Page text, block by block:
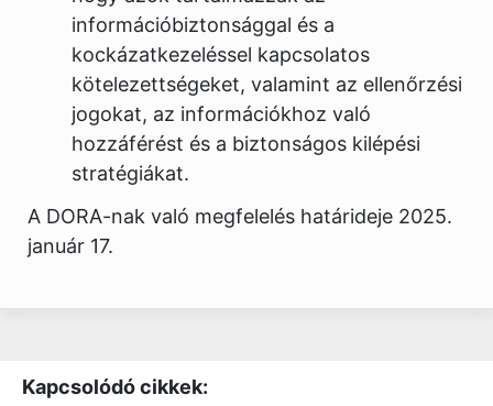
információbiztonsággal és a
kockázatkezeléssel kapcsolatos
kötelezettségeket, valamint az ellenőrzési
jogokat, az információkhoz való
hozzáférést és a biztonságos kilépési
stratégiákat.
A DORA-nak való megfelelés határideje 2025.
január 17.
Kapcsolódó cikkek: